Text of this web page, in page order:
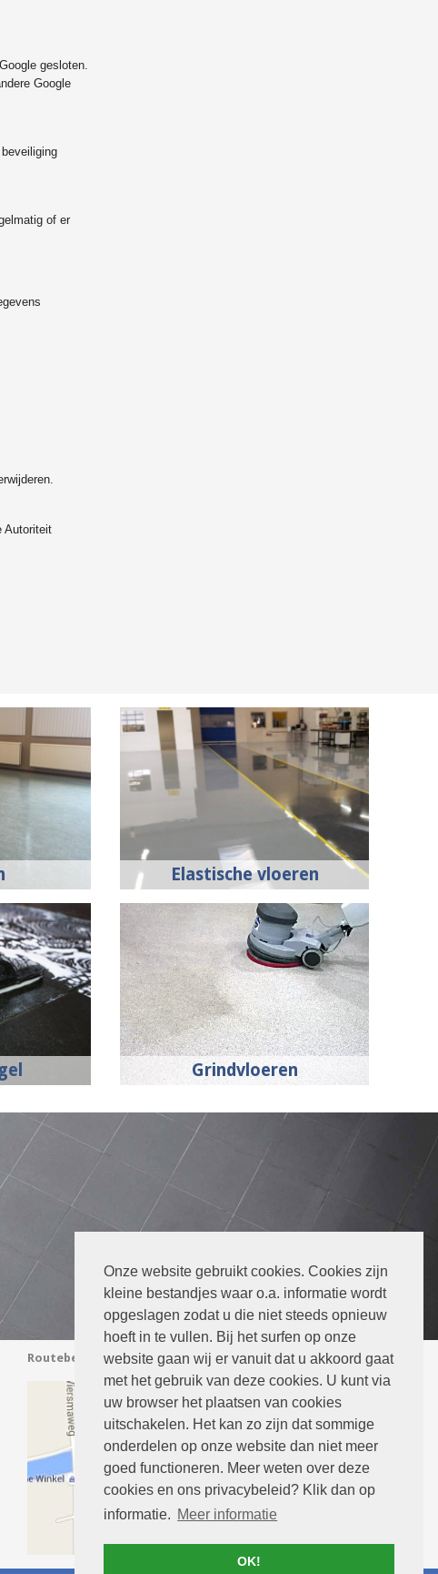
Onze website gebruikt cookies. Cookies zijn
kleine bestandjes waar o.a. informatie wordt
opgeslagen zodat u die niet steeds opnieuw
hoeft in te vullen. Bij het surfen op onze
website gaan wij er vanuit dat u akkoord gaat
met het gebruik van deze cookies. U kunt via
uw browser het plaatsen van cookies
uitschakelen. Het kan zo zijn dat sommige
onderdelen op onze website dan niet meer
goed functioneren. Meer weten over deze
cookies en ons privacybeleid? Klik dan op
informatie. Meer informatie
OK!
gesloten.
Google
of er
Autoriteit
Elastische vloeren
Grindvloeren
Routebeschrijving